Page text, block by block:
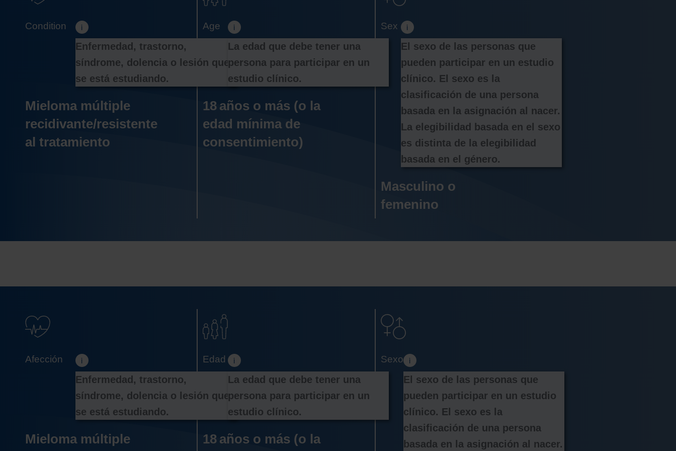
Enfermedad, trastorno,
síndrome, dolencia o lesión que
se está estudiando.
Mieloma múltiple
recidivante/resistente
al tratamiento
La edad que debe tener una
persona para participar en un
estudio clínico.
18 años o más (o la
edad mínima de
consentimiento)
El sexo de las personas que
pueden participar en un estudio
clínico. El sexo es la
clasificación de una persona
basada en la asignación al nacer.
La elegibilidad basada en el sexo
es distinta de la elegibilidad
basada en el género.
Masculino o
femenino
Enfermedad, trastorno,
síndrome, dolencia o lesión que
se está estudiando.
Mieloma múltiple
La edad que debe tener una
persona para participar en un
estudio clínico.
18 años o más (o la
El sexo de las personas que
pueden participar en un estudio
clínico. El sexo es la
clasificación de una persona
basada en la asignación al nacer.